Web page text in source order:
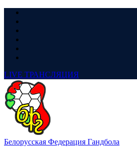
LIVE ТРАНСЛЯЦИЯ
Белорусская Федерация Гандбола